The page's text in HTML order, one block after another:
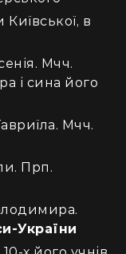
в
Мчч.
і сина його
Мчч.
Прп.
України